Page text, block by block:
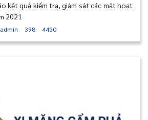
kết quả kiểm tra, giám sát các mặt hoạt
2021
398 4450